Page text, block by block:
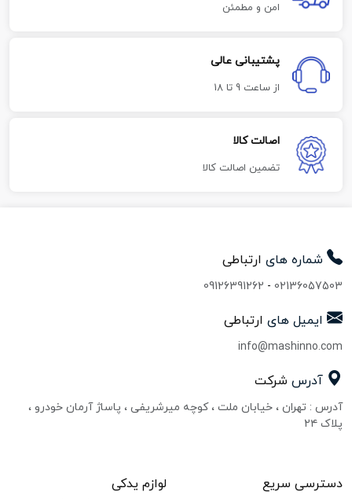
امن و مطمئن
پشتیبانی عالی
از ساعت 9 تا 18
اصالت کالا
تضمین اصالت کالا
شماره های ارتباطی
02136057503
-
09126391262
ایمیل های ارتباطی
info@mashinno.com
آدرس شرکت
آدرس : تهران ، خیابان ملت ، کوچه میرشریفی ، پاساژ آرمان خودرو ،
پلاک ۲۴
دسترسی سریع لوازم یدکی